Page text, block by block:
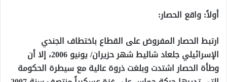
أولاً: واقع الحصار:
ارتبط الحصار المفروض على القطاع باختطاف الجندي
الإسرائيلي جلعاد شاليط شهر حزيران/ يونيو 2006، إلا أن
وطأة الحصار اشتدت وبلغت ذروة عالية مع سيطرة الحكومة